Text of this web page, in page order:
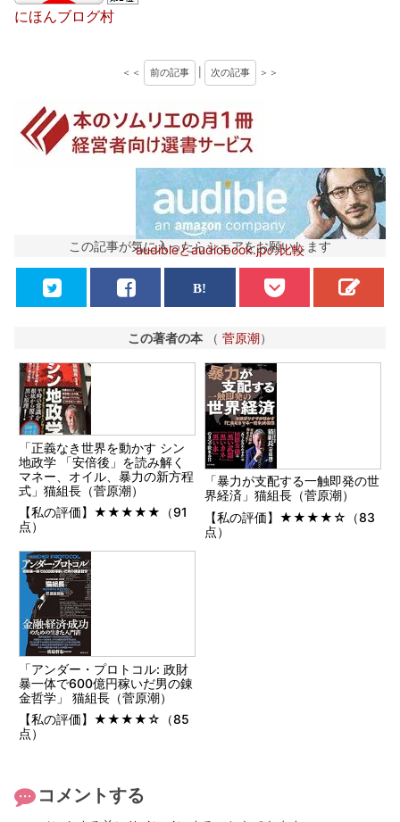
にほんブログ村
＜＜ 前の記事 次の記事 ＞＞
audibleとaudiobook.jpの比較
この記事が気に入ったらシェアをお願いします
この著者の本 （ 菅原潮）
「正義なき世界を動かす シン
地政学 「安倍後」を読み解く
マネー、オイル、暴力の新方程
式」猫組長（菅原潮）
【私の評価】★★★★★（91
点）
「暴力が支配する一触即発の世
界経済」猫組長（菅原潮）
【私の評価】★★★★☆（83
点）
「アンダー・プロトコル: 政財
暴一体で600億円稼いだ男の錬
金哲学」 猫組長（菅原潮）
【私の評価】★★★★☆（85
点）
コメントする